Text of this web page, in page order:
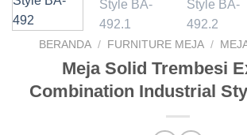
BERANDA / FURNITURE MEJA /
Meja Solid Trembesi
Combination Industrial